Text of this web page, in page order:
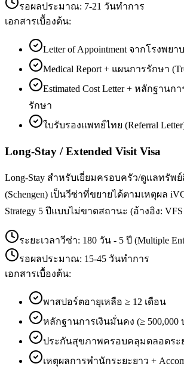
รอผลประมาณ: 7-21 วันทำการ
เอกสารเบื้องต้น:
Letter of Appointment จากโรงพย
Medical Report + แผนการรักษา
Estimated Cost Letter + หลักฐาน
รักษา
ใบรับรองแพทย์ไทย (Referral
Long-Stay / Extended Visit Visa
Long-Stay สำหรับเยี่ยมครอบครัว/ดูแลทรัพ
(Schengen) เป็นวีซ่าที่ขยายได้ตามเหตุผล
Strategy 5 ปีแบบไม่ขาดสถานะ (อ้างอิง:
ระยะเวลาวีซ่า: 180 วัน - 5 ปี (Multiple
รอผลประมาณ: 15-45 วันทำการ
เอกสารเบื้องต้น:
พาสปอร์ตอายุเหลือ ≥ 12 เดือน
หลักฐานการเงินมั่นคง (≥ 500,000
ประกันสุขภาพครอบคลุมตลอดระ
เหตุผลการพำนักระยะยาว +